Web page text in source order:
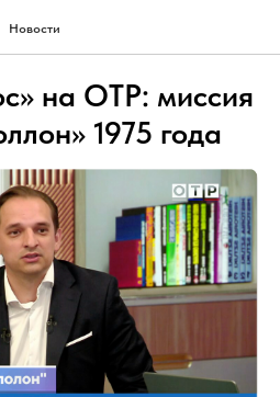
Новости
на ОТР: миссия
1975 года